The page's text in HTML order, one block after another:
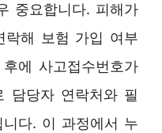
중요합니다. 피해가
락해 보험 가입 여부
에 사고접수번호가
담당자 연락처와 필
다. 이 과정에서 누